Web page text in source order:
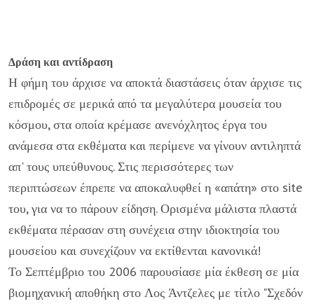
Δράση και αντίδραση
Η φήμη του άρχισε να αποκτά διαστάσεις όταν άρχισε τις
επιδρομές σε μερικά από τα μεγαλύτερα μουσεία του
κόσμου, στα οποία κρέμασε ανενόχλητος έργα του
ανάμεσα στα εκθέματα και περίμενε να γίνουν αντιληπτά
απ' τους υπεύθυνους. Στις περισσότερες των
περιπτώσεων έπρεπε να αποκαλυφθεί η «απάτη» στο site
του, για να το πάρουν είδηση. Ορισμένα μάλιστα πλαστά
εκθέματα πέρασαν στη συνέχεια στην ιδιοκτησία του
μουσείου και συνεχίζουν να εκτίθενται κανονικά!
Το Σεπτέμβριο του 2006 παρουσίασε μία έκθεση σε μία
βιομηχανική αποθήκη στο Λος Άντζελες με τίτλο "Σχεδόν